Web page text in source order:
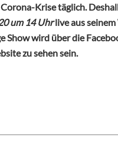
Krise täglich.
um 14 Uhrlive aus
Show wird über die
zu sehen sein.